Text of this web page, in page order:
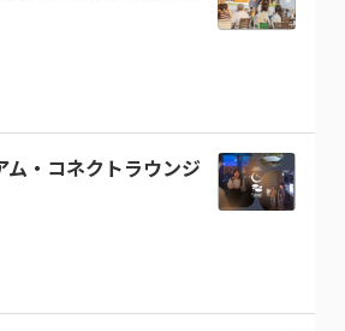
ム・コネクトラウンジ